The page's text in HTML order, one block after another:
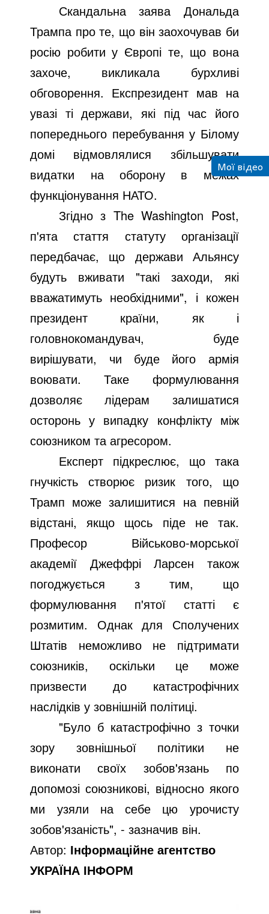
Скандальна заява Дональда
Трампа про те, що він заохочував би
росію робити у Європі те, що вона
захоче, викликала бурхливі
обговорення. Експрезидент мав на
увазі ті держави, які під час його
попереднього перебування у Білому
домі відмовлялися збільшувати
видатки на оборону в межах
функціонування НАТО.
Згідно з The Washington Post,
п'ята стаття статуту організації
передбачає, що держави Альянсу
будуть вживати "такі заходи, які
вважатимуть необхідними", і кожен
президент країни, як і
головнокомандувач, буде
вирішувати, чи буде його армія
воювати. Таке формулювання
дозволяє лідерам залишатися
осторонь у випадку конфлікту між
союзником та агресором.
Експерт підкреслює, що така
гнучкість створює ризик того, що
Трамп може залишитися на певній
відстані, якщо щось піде не так.
Професор Військово-морської
академії Джеффрі Ларсен також
погоджується з тим, що
формулювання п'ятої статті є
розмитим. Однак для Сполучених
Штатів неможливо не підтримати
союзників, оскільки це може
призвести до катастрофічних
наслідків у зовнішній політиці.
"Було б катастрофічно з точки
зору зовнішньої політики не
виконати своїх зобов'язань по
допомозі союзникові, відносно якого
ми узяли на себе цю урочисту
зобов'язаність", - зазначив він.
Автор: Інформаційне агентство
УКРАЇНА ІНФОРМ
Мої відео